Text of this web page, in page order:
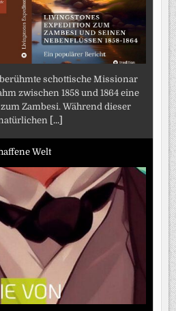
schottische Missionar
zwischen 1858 und 1864 eine
Zambesi. Während dieser
[...]
Welt